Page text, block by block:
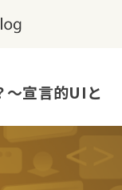
～宣言的UIと